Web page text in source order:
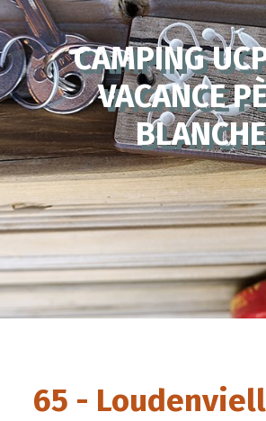
CAMPING
VACANCE
BLANCHE
65 -